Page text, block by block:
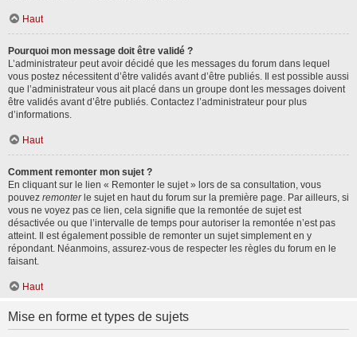
Haut
Pourquoi mon message doit être validé ?
L’administrateur peut avoir décidé que les messages du forum dans lequel
vous postez nécessitent d’être validés avant d’être publiés. Il est possible aussi
que l’administrateur vous ait placé dans un groupe dont les messages doivent
être validés avant d’être publiés. Contactez l’administrateur pour plus
d’informations.
Haut
Comment remonter mon sujet ?
En cliquant sur le lien « Remonter le sujet » lors de sa consultation, vous
pouvez remonterle sujet en haut du forum sur la première page. Par ailleurs, si
vous ne voyez pas ce lien, cela signifie que la remontée de sujet est
désactivée ou que l’intervalle de temps pour autoriser la remontée n’est pas
atteint. Il est également possible de remonter un sujet simplement en y
répondant. Néanmoins, assurez-vous de respecter les règles du forum en le
faisant.
Haut
Mise en forme et types de sujets